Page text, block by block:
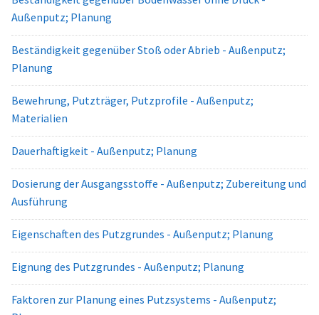
Außenputz; Planung
Beständigkeit gegenüber Stoß oder Abrieb - Außenputz;
Planung
Bewehrung, Putzträger, Putzprofile - Außenputz;
Materialien
Dauerhaftigkeit - Außenputz; Planung
Dosierung der Ausgangsstoffe - Außenputz; Zubereitung und
Ausführung
Eigenschaften des Putzgrundes - Außenputz; Planung
Eignung des Putzgrundes - Außenputz; Planung
Faktoren zur Planung eines Putzsystems - Außenputz;